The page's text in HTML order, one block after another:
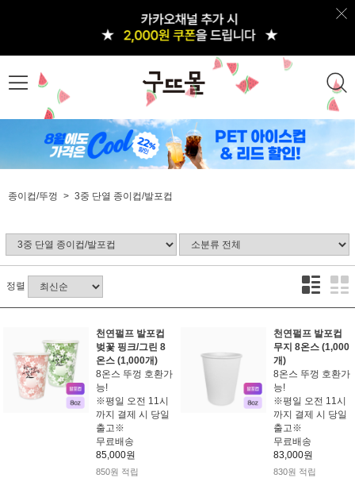
종이컵/뚜껑 3중 단열 종이컵/발포컵
정렬
천연펄프 발포컵
벚꽃 핑크/그린 8
온스 (1,000개)
8온스 뚜껑 호환가
능!
※평일 오전 11시
까지 결제 시 당일
출고※
무료배송
85,000원
850원 적립
천연펄프 발포컵
무지 8온스 (1,000
개)
8온스 뚜껑 호환가
능!
※평일 오전 11시
까지 결제 시 당일
출고※
무료배송
83,000원
830원 적립